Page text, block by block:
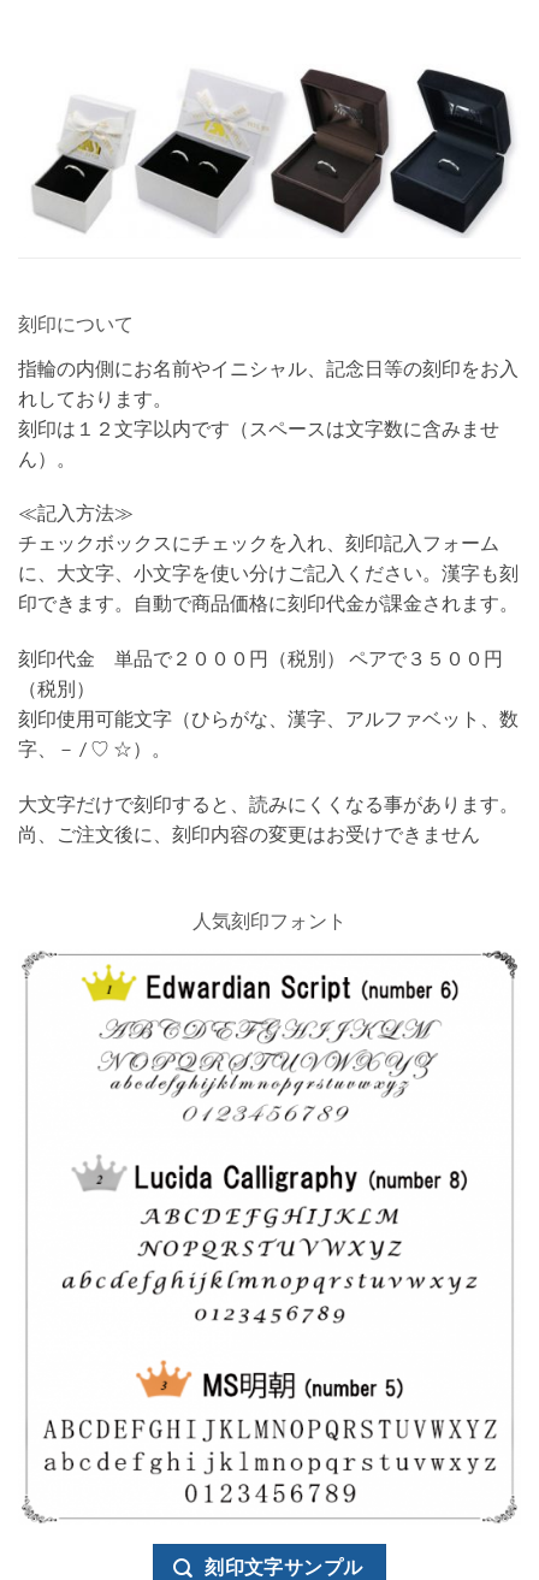
刻印について
指輪の内側にお名前やイニシャル、記念日等の刻印をお入
れしております。
刻印は１２文字以内です（スペースは文字数に含みませ
ん）。
≪記入方法≫
チェックボックスにチェックを入れ、刻印記入フォーム
に、大文字、小文字を使い分けご記入ください。漢字も刻
印できます。自動で商品価格に刻印代金が課金されます。
刻印代金 単品で２０００円（税別） ペアで３５００円
（税別）
刻印使用可能文字（ひらがな、漢字、アルファベット、数
字、－ / ♡ ☆）。
大文字だけで刻印すると、読みにくくなる事があります。
尚、ご注文後に、刻印内容の変更はお受けできません
人気刻印フォント
刻印文字サンプル